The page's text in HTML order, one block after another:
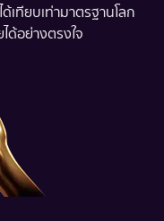
เทียบเท่ามาตรฐานโลก
ด้อย่างตรงใจ